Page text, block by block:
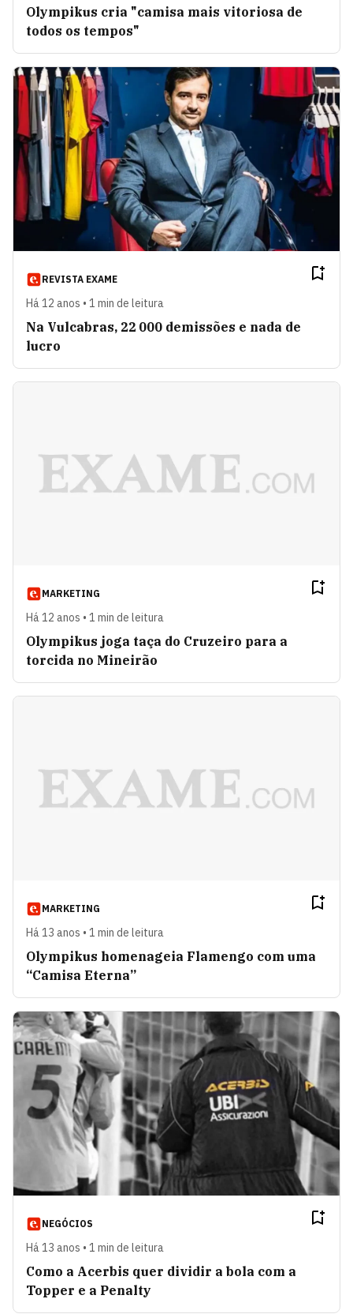
Olympikus cria "camisa mais vitoriosa de
todos os tempos"
REVISTA EXAME
Há 12 anos • 1 min de leitura
Na Vulcabras, 22 000 demissões e nada de
lucro
MARKETING
Há 12 anos • 1 min de leitura
Olympikus joga taça do Cruzeiro para a
torcida no Mineirão
MARKETING
Há 13 anos • 1 min de leitura
Olympikus homenageia Flamengo com uma
“Camisa Eterna”
NEGÓCIOS
Há 13 anos • 1 min de leitura
Como a Acerbis quer dividir a bola com a
Topper e a Penalty